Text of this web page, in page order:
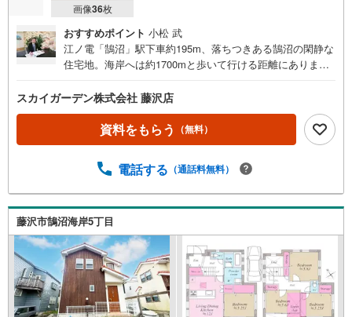
画像36枚
おすすめポイント 小松 武
江ノ電「鵠沼」駅下車約195m、落ちつきある鵠沼の閑静な
住宅地。海岸へは約1700mと歩いて行ける距離にありま
た庭のある5LDKのゆとりある間取り。2階からの眺望は良
好で、開放感もあります。築後約25年となりますが、床の
軋みや気になる歪などは見受けられず、まだまだ快適に暮
らす事が出来そうです。鵠沼の中でもいい場所です。この
スカイガーデン株式会社 藤沢店
資料をもらう （無料）
電話する （通話料無料）
藤沢市鵠沼海岸5丁目